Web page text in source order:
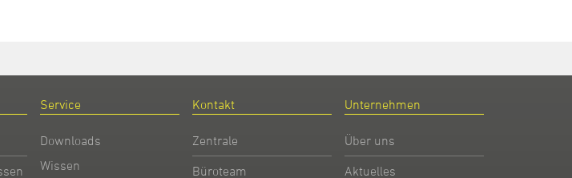
Service
Downloads
Wissen
Kontakt
Zentrale
Büroteam
Unternehmen
Über uns
Aktuelles